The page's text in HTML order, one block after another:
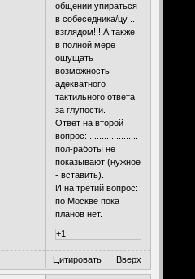
общении упираться
в собеседника/цу ...
взглядом!!! А также
в полной мере
ощущать
возможность
адекватного
тактильного ответа
за глупости.
Ответ на второй
вопрос: ....................
пол-работы не
показывают (нужное
- вставить).
И на третий вопрос:
по Москве пока
планов нет.
+1
Цитировать Вверх